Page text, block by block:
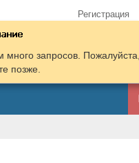
Регистрация
запросов. Пожалуйста,
позже.